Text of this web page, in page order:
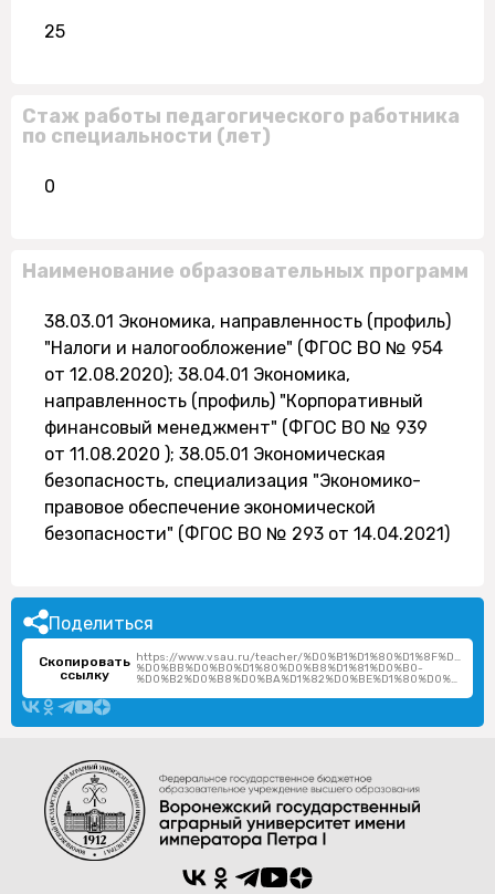
25
Стаж работы педагогического работника
по специальности (лет)
0
Наименование образовательных программ
38.03.01 Экономика, направленность (профиль)
"Налоги и налогообложение" (ФГОС ВО № 954
от 12.08.2020); 38.04.01 Экономика,
направленность (профиль) "Корпоративный
финансовый менеджмент" (ФГОС ВО № 939
от 11.08.2020 ); 38.05.01 Экономическая
безопасность, специализация "Экономико-
правовое обеспечение экономической
безопасности" (ФГОС ВО № 293 от 14.04.2021)
Поделиться
Скопировать
ссылку
https://www.vsau.ru/teacher/
%D0%BB%D0%B0%D1%80%D0%B8%D1%81%D0%B0-
%D0%B2%D0%B8%D0%BA%D1%82%D0%BE%D1%80%D0%BE%D0%B2%D0%BD%D0%B0/